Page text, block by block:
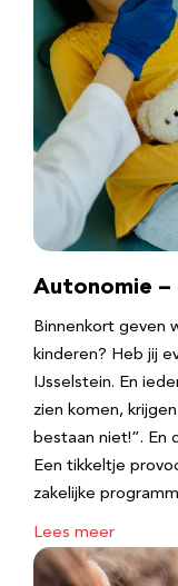
Autonomie –
Binnenkort geven
kinderen? Heb jij
IJsselstein. En
zien komen,
bestaan niet!”. En
Een tikkeltje
zakelijke
Lees meer